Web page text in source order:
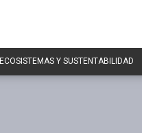
ECOSISTEMAS Y SUSTENTABILIDAD